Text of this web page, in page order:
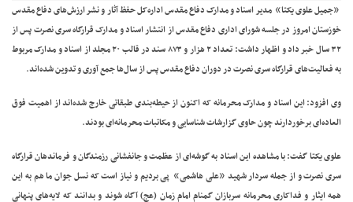
«جمیل علوی یکتا»مدیر اسناد و مدارک دفاع مقدس اداره‌کل حفظ آثار و نشر ارزش‌های دفاع مقدس
خوزستان امروز در جلسه شورای اداری دفاع مقدس از انتشار اسناد و مدارک قرارگاه سری نصرت پس از
۳۲ سال خبر داد و اظهار داشت: تعداد ۲ هزار و ۸۷۳ سند در قالب ۲۰ مجلد از اسناد و مدارک مربوط
به فعالیت‌های قرارگاه سری نصرت در دوران دفاع مقدس پس از سال‌ها جمع آوری و تدوین شده‌اند.
وی افزود: این اسناد و مدارک محرمانه که اکنون از حیطه‌بندی طبقاتی خارج شده‌اند از اهمیت فوق
العاده‌ای برخوردارند چون حاوی گزارشات شناسایی و مکاتبات محرمانه‌ای بودند.
علوی یکتا گفت: با مشاهده این اسناد به گوشه‌ای از عظمت و جانفشانی رزمندگان و فرماندهان قرارگاه
سری نصرت و از جمله سردار شهید «علی هاشمی» پی بردیم و نیاز است که نسل جوان ما هم به این
همه ایثار و فداکاری محرمانه سربازان گمنام امام زمان (عج) آگاه شوند و بدانند که لایه‌های پنهانی